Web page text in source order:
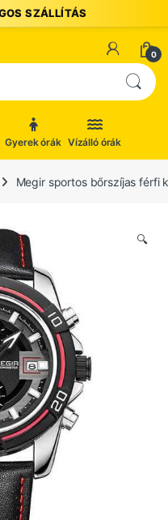
0
Gyerek órák Vízálló órák
Megir sportos bőrszíjas férfi
🔍